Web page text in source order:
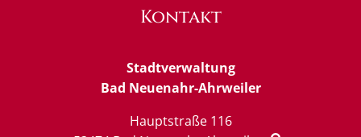
Kontakt
Stadtverwaltung
Bad Neuenahr-Ahrweiler
Hauptstraße 116